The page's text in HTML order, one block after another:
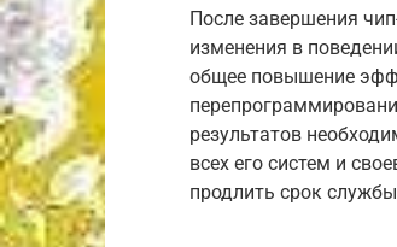
После завершения
изменения в
общее повышение
результатов
всех его систем и
продлить срок